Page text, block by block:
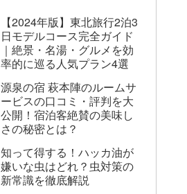
【2024年版】東北旅行2泊3
日モデルコース完全ガイド
｜絶景・名湯・グルメを効
率的に巡る人気プラン4選
源泉の宿 萩本陣のルームサ
ービスの口コミ・評判を大
公開！宿泊客絶賛の美味し
さの秘密とは？
知って得する！ハッカ油が
嫌いな虫はどれ？虫対策の
新常識を徹底解説